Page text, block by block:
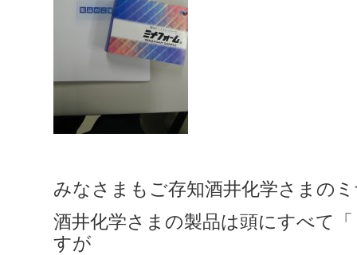
みなさまもご存知酒井化学さまの
酒井化学さまの製品は頭にすべて
すが